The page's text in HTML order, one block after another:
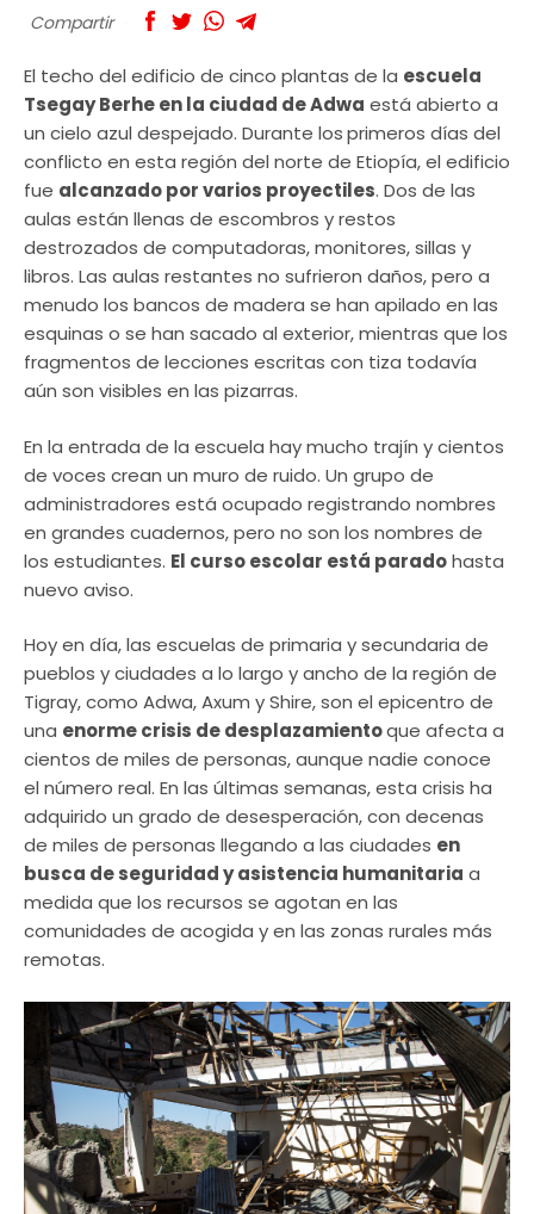
Compartir
El techo del edificio de cinco plantas de la escuela
Tsegay Berhe en la ciudad de Adwa está abierto a
un cielo azul despejado. Durante losprimeros días del
conflicto en esta región del norte de Etiopía, el edificio
fue alcanzado por varios proyectiles. Dos de las
aulas están llenas de escombros y restos
destrozados de computadoras, monitores, sillas y
libros. Las aulas restantes no sufrieron daños, pero a
menudo los bancos de madera se han apilado en las
esquinas o se han sacado al exterior, mientras que los
fragmentos de lecciones escritas con tiza todavía
aún son visibles en las pizarras.
En la entrada de la escuela hay mucho trajín y cientos
de voces crean un muro de ruido. Un grupo de
administradores está ocupado registrando nombres
en grandes cuadernos, pero no son los nombres de
los estudiantes. El curso escolar está paradohasta
nuevo aviso.
Hoy en día, las escuelas de primaria y secundaria de
pueblos y ciudades a lo largo y ancho de la región de
Tigray, como Adwa, Axum y Shire, son el epicentro de
una enorme crisis de desplazamientoque afecta a
cientos de miles de personas, aunque nadie conoce
el número real. En las últimas semanas, esta crisis ha
adquirido un grado de desesperación, con decenas
de miles de personas llegando a las ciudades en
busca de seguridad y asistencia humanitaria a
medida que los recursos se agotan en las
comunidades de acogida y en las zonas rurales más
remotas.